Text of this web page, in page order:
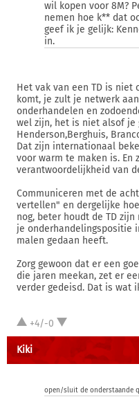
wil kopen voor 8M?
nemen hoe k** dat
geef ik je gelijk:
in.
Het vak van een TD is
komt, je zult je netwerk
onderhandelen en
wel zijn, het is niet alsof je
Henderson,Berghuis,
Dat zijn internationaal
voor warm te maken is. En
verantwoordelijkheid van
Communiceren met de
vertellen" en dergelijke
nog, beter houdt de TD
je onderhandelingspositie
malen gedaan heeft.
Zorg gewoon dat er een
die jaren meekan, zet er
verder gedeisd. Dat is wat
+4/-0
Kiki
open/sluit de onderstaande